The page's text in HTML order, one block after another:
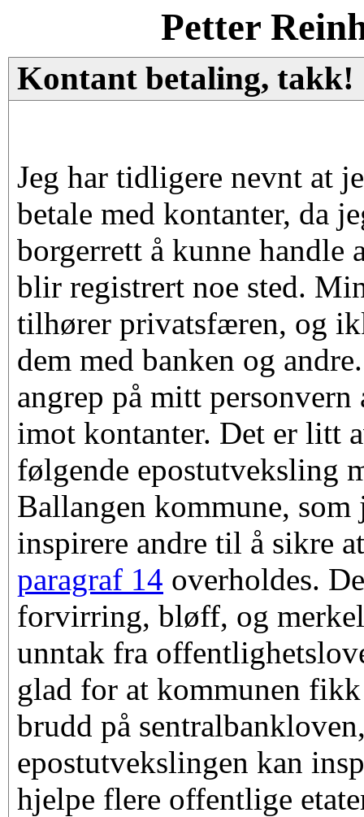
Petter
Kontant betaling, takk!
Jeg har tidligere nevnt at
betale med kontanter, da
borgerrett å kunne handle
blir registrert noe sted.
tilhører privatsfæren, og
dem med banken og
angrep på mitt personvern
imot kontanter. Det er litt
følgende epostutveksling
Ballangen kommune, som
inspirere andre til å sikre
paragraf 14 overholdes.
forvirring, bløff, og
unntak fra
glad for at kommunen
brudd på
epostutvekslingen kan
hjelpe flere offentlige